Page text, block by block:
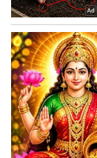
அனைத்து
ஆனால் 9
கொண்டதால்